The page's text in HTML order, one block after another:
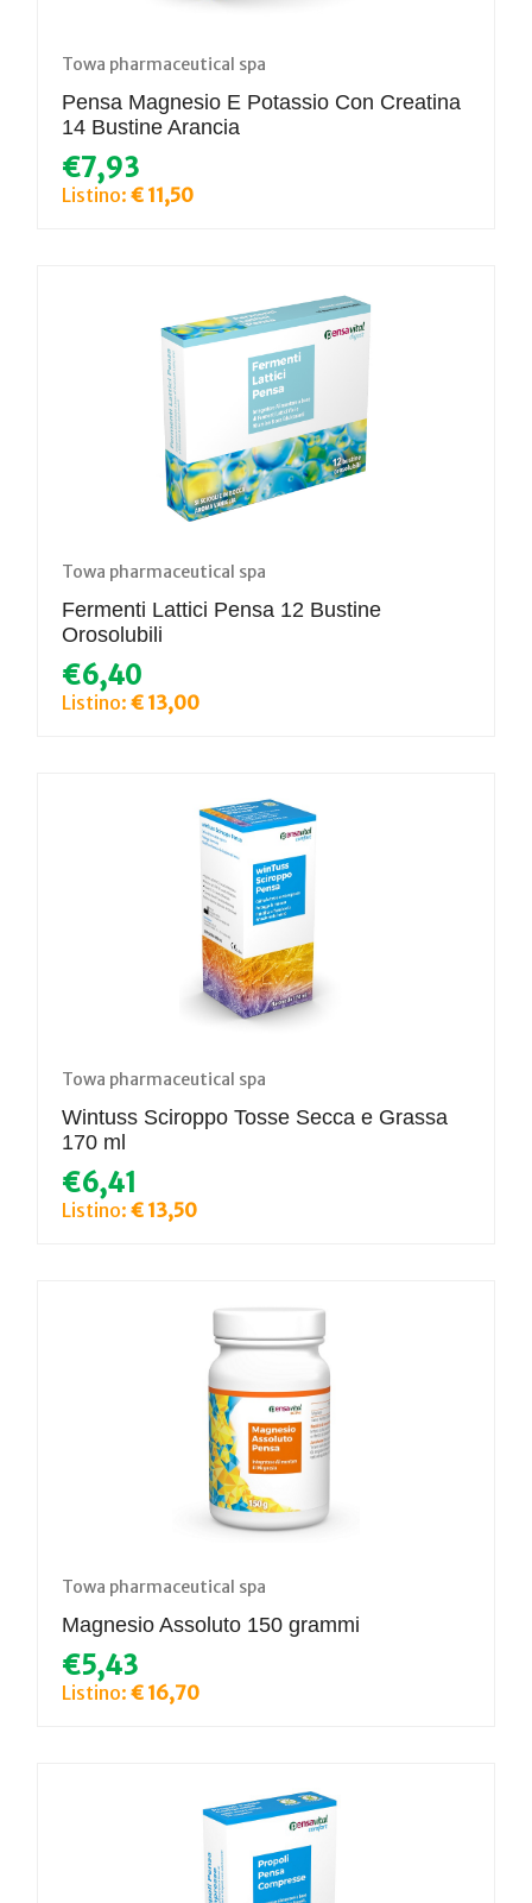
Towa pharmaceutical spa
Pensa Magnesio E Potassio Con Creatina
14 Bustine Arancia
€7,93
Listino: € 11,50
Towa pharmaceutical spa
Fermenti Lattici Pensa 12 Bustine
Orosolubili
€6,40
Listino: € 13,00
Towa pharmaceutical spa
Wintuss Sciroppo Tosse Secca e Grassa
170 ml
€6,41
Listino: € 13,50
Towa pharmaceutical spa
Magnesio Assoluto 150 grammi
€5,43
Listino: € 16,70